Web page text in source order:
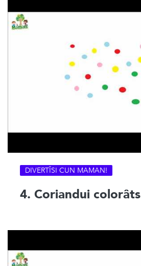
DIVERTÎSI CUN MAMAN!
4. Coriandui colorâts